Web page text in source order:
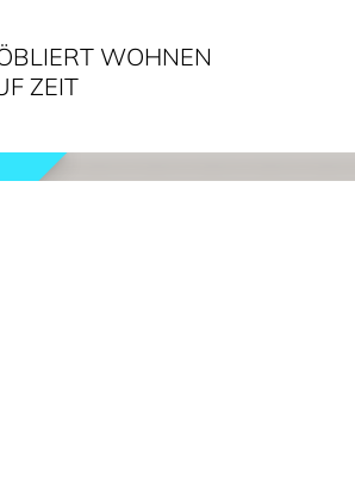
WOHNEN
ZEIT